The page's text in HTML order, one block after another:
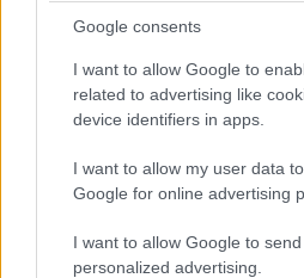
Google consents
I want to allow Google to
related to advertising like
device identifiers in apps.
I want to allow my user data
Google for online advertising
I want to allow Google to
personalized advertising.
Szóval a HUGO szépen
genetikai rövidítést változtattak
azért, hogy a túlbuzgó Excel
fent említett mozaikszóból
HUGO képviselője szerint